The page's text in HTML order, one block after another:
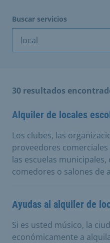
Buscar servicios
30 resultados
Alquiler de locales
Los clubes, las
proveedores
las escuelas
comedores o salones de
Ayudas al alquiler de
Si es usted músico, la
económicamente a